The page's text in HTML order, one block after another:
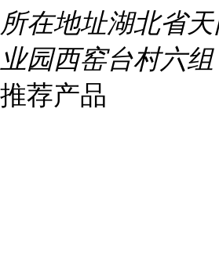
所在地址湖北省
业园西窑台村六组
推荐产品